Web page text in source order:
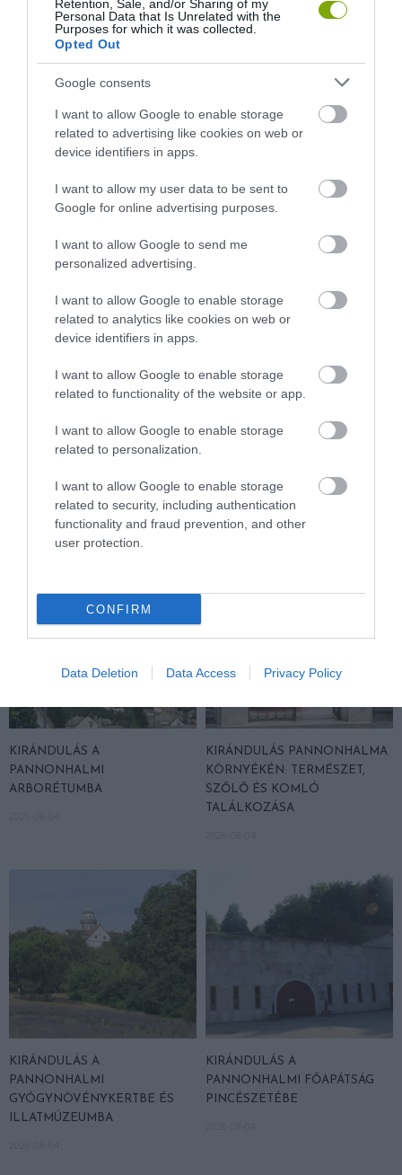
Retention, Sale, and/or Sharing of my
Personal Data that Is Unrelated with the
Purposes for which it was collected.
Opted Out
Google consents
I want to allow Google to enable storage
related to advertising like cookies on web or
device identifiers in apps.
I want to allow my user data to be sent to
Google for online advertising purposes.
I want to allow Google to send me
personalized advertising.
I want to allow Google to enable storage
related to analytics like cookies on web or
device identifiers in apps.
I want to allow Google to enable storage
related to functionality of the website or app.
I want to allow Google to enable storage
related to personalization.
I want to allow Google to enable storage
related to security, including authentication
functionality and fraud prevention, and other
user protection.
CONFIRM
Data Deletion Data Access Privacy Policy
ELŐZŐ CIKK
HOBBIT-LAK A KERT VÉGÉBEN
KÖVETKEZŐ CIKK
VÉLETLENEK MÁRPEDIG NINCSENEK – ÉS EZT MÁR EZ A PÁR
IS TUDJA!
HASONLÓ ÉRDEKESSÉGEK
KIRÁNDULÁS A
PANNONHALMI
ARBORÉTUMBA
KIRÁNDULÁS PANNONHALMA
KÖRNYÉKÉN: TERMÉSZET,
SZŐLŐ ÉS KOMLÓ
TALÁLKOZÁSA
KIRÁNDULÁS A
PANNONHALMI
GYÓGYNÖVÉNYKERTBE ÉS
ILLATMÚZEUMBA
KIRÁNDULÁS A
PANNONHALMI FŐAPÁTSÁG
PINCÉSZETÉBE